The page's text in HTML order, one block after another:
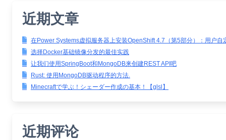
近期文章
在Power Systems虚拟服务器上安装OpenShift 4.7（第5部分）：用户自
选择Docker基础镜像分发的最佳实践
让我们使用SpringBoot和MongoDB来创建REST API吧
Rust: 使用MongoDB驱动程序的方法.
Minecraftで学ぶ！シェーダー作成の基本！【glsl】
近期评论